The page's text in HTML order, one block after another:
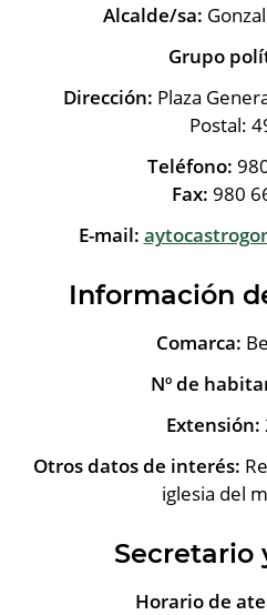
Alcalde/sa:
Grupo
Dirección: Plaza
Postal:
Teléfono:
Fax: 980
E-mail:
Información
Comarca:
Nº de
Extensión:
Otros datos de interés:
iglesia del
Secretario
Horario de